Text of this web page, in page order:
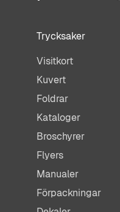
Trycksaker
Visitkort
Kuvert
Foldrar
Kataloger
Broschyrer
Flyers
Manualer
Förpackningar